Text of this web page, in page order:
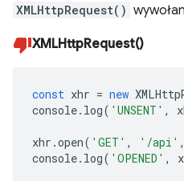
XMLHttpRequest()
XMLHttpRequest()
const xhr = new
console. log( 'UNSENT' ,
xhr .open( 'GET' , '/api' ,
console. log( 'OPENED' ,